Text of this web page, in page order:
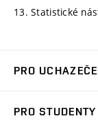
13. Statistické
PRO UCHAZEČE
PRO STUDENTY